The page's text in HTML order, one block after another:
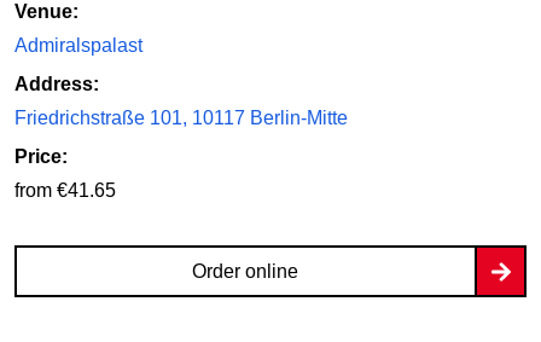
Venue:
Admiralspalast
Address:
Friedrichstraße 101, 10117 Berlin-Mitte
Price:
from €41.65
Order online